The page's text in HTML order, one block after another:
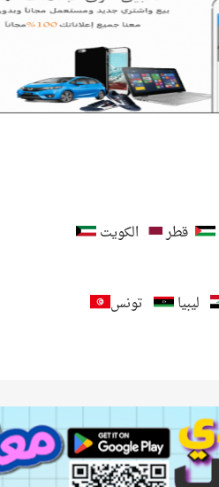
قطر
الكويت
ليبيا
تونس